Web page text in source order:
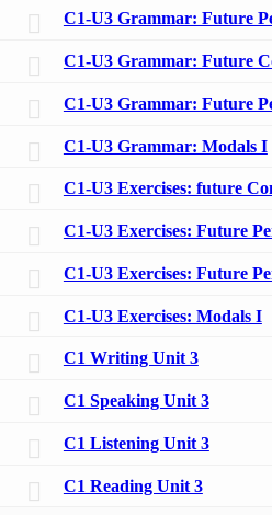
C1-U3 Grammar: Future
C1-U3 Grammar: Future
C1-U3 Grammar: Future
C1-U3 Grammar: Modals I
C1-U3 Exercises: future
C1-U3 Exercises: Future
C1-U3 Exercises: Future
C1-U3 Exercises: Modals I
C1 Writing Unit 3
C1 Speaking Unit 3
C1 Listening Unit 3
C1 Reading Unit 3